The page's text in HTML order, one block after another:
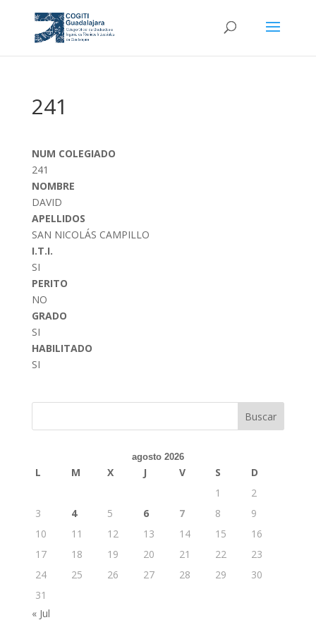
241
NUM COLEGIADO
241
NOMBRE
DAVID
APELLIDOS
SAN NICOLÁS CAMPILLO
I.T.I.
SI
PERITO
NO
GRADO
SI
HABILITADO
SI
Buscar
agosto 2026
L M X J V S
D
1
2
3
4 5 6 7 8
9
10
11 12 13 14 15
16
17
18 19 20 21 22
23
24
25 26 27 28 29
30
31
« Jul